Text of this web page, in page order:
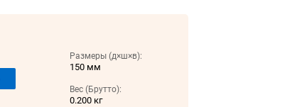
Размеры (д×ш×в):
150 мм
Вес (Брутто):
0.200 кг